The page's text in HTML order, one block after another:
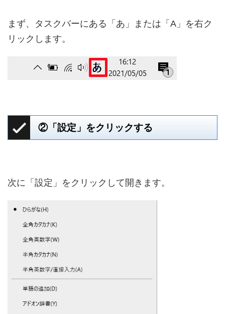
まず、タスクバーにある「あ」または「A」を右ク
リックします。
②「設定」をクリックする
次に「設定」をクリックして開きます。